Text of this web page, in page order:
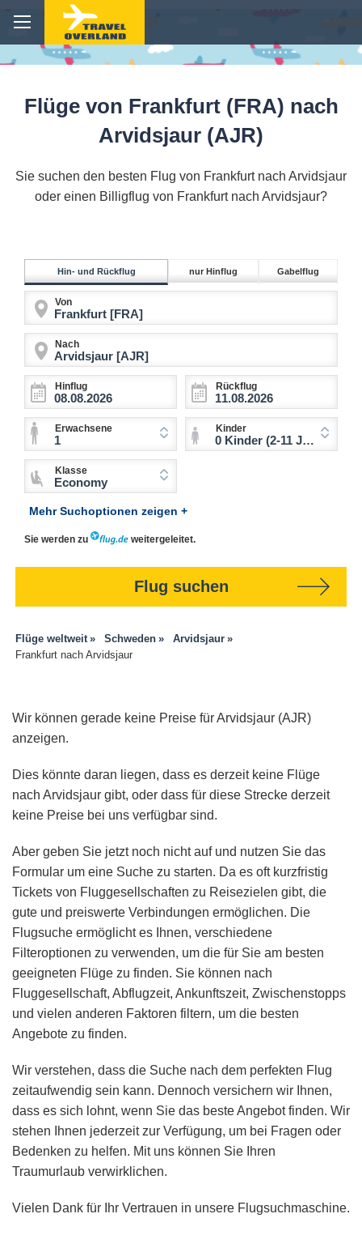
Flüge von Frankfurt (FRA) nach
Arvidsjaur (AJR)
Sie suchen den besten Flug von Frankfurt nach Arvidsjaur
oder einen Billigflug von Frankfurt nach Arvidsjaur?
Hin- und Rückflug nur Hinflug Gabelflug
Von
Nach
Hinflug Rückflug
Erwachsene
1
Kinder
0 Kinder (2-11 Jahre)
Klasse
Economy
Mehr Suchoptionen zeigen +
Sie werden zu weitergeleitet.
Flug suchen
Flüge weltweit Schweden
Arvidsjaur
Frankfurt nach Arvidsjaur
Wir können gerade keine Preise für Arvidsjaur (AJR)
anzeigen.
Dies könnte daran liegen, dass es derzeit keine Flüge
nach Arvidsjaur gibt, oder dass für diese Strecke derzeit
keine Preise bei uns verfügbar sind.
Aber geben Sie jetzt noch nicht auf und nutzen Sie das
Formular um eine Suche zu starten. Da es oft kurzfristig
Tickets von Fluggesellschaften zu Reisezielen gibt, die
gute und preiswerte Verbindungen ermöglichen. Die
Flugsuche ermöglicht es Ihnen, verschiedene
Filteroptionen zu verwenden, um die für Sie am besten
geeigneten Flüge zu finden. Sie können nach
Fluggesellschaft, Abflugzeit, Ankunftszeit, Zwischenstopps
und vielen anderen Faktoren filtern, um die besten
Angebote zu finden.
Wir verstehen, dass die Suche nach dem perfekten Flug
zeitaufwendig sein kann. Dennoch versichern wir Ihnen,
dass es sich lohnt, wenn Sie das beste Angebot finden. Wir
stehen Ihnen jederzeit zur Verfügung, um bei Fragen oder
Bedenken zu helfen. Mit uns können Sie Ihren
Traumurlaub verwirklichen.
Vielen Dank für Ihr Vertrauen in unsere Flugsuchmaschine.